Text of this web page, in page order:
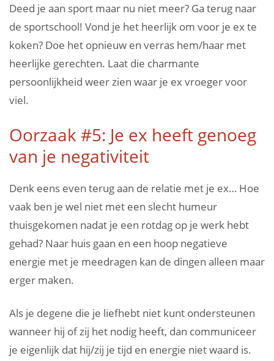
Deed je aan sport maar nu niet meer? Ga terug naar
de sportschool! Vond je het heerlijk om voor je ex te
koken? Doe het opnieuw en verras hem/haar met
heerlijke gerechten. Laat die charmante
persoonlijkheid weer zien waar je ex vroeger voor
viel.
Oorzaak #5: Je ex heeft genoeg
van je negativiteit
Denk eens even terug aan de relatie met je ex… Hoe
vaak ben je wel niet met een slecht humeur
thuisgekomen nadat je een rotdag op je werk hebt
gehad? Naar huis gaan en een hoop negatieve
energie met je meedragen kan de dingen alleen maar
erger maken.
Als je degene die je liefhebt niet kunt ondersteunen
wanneer hij of zij het nodig heeft, dan communiceer
je eigenlijk dat hij/zij je tijd en energie niet waard is.